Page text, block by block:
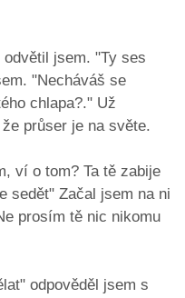
jsem. "Ty ses
"Necháváš se
chlapa?." Už
průser je na světe.
ví o tom? Ta tě zabije
sedět" Začal jsem na ni
prosím tě nic nikomu
odpověděl jsem s